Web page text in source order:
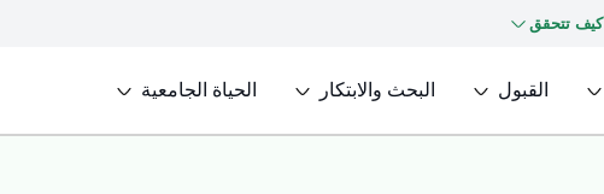
كيف تتحقق
القبول البحث والابتكار الحياة الجامعية